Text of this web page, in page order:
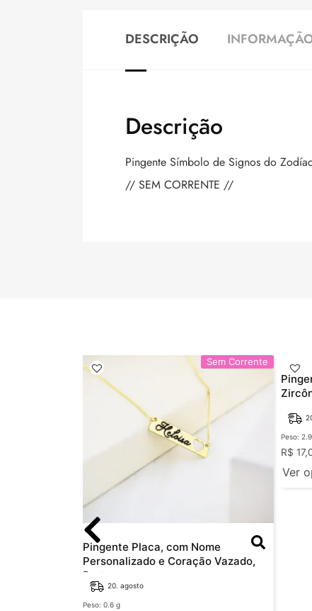
DESCRIÇÃO
Descrição
Pingente Símbolo de Signos do
// SEM CORRENTE //
Sem Corrente
Pingente Placa, com Nome
Personalizado e Coração Vazado,
Bruto
20. agosto
Peso: 0.6 g
Peso:
R$
Ver